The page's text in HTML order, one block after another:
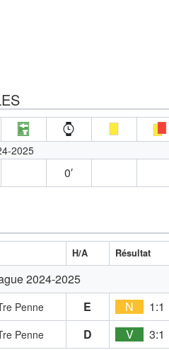
2025
0′
H/A Résultat
2024-2025
Penne E N
1:1
Penne D V 3:1